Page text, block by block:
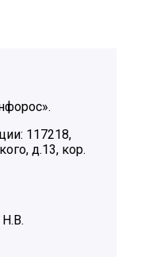
117218,
д.13, кор.